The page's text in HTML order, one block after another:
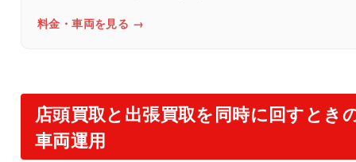
料金・車両を見る →
店頭買取と出張買取を同時に回すとき
車両運用